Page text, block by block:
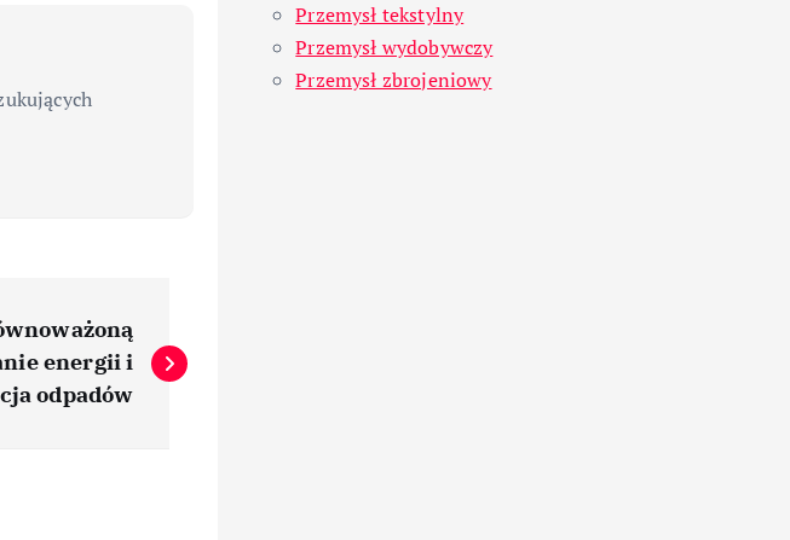
energii i
odpadów
Przemysł tekstylny
Przemysł wydobywczy
Przemysł zbrojeniowy